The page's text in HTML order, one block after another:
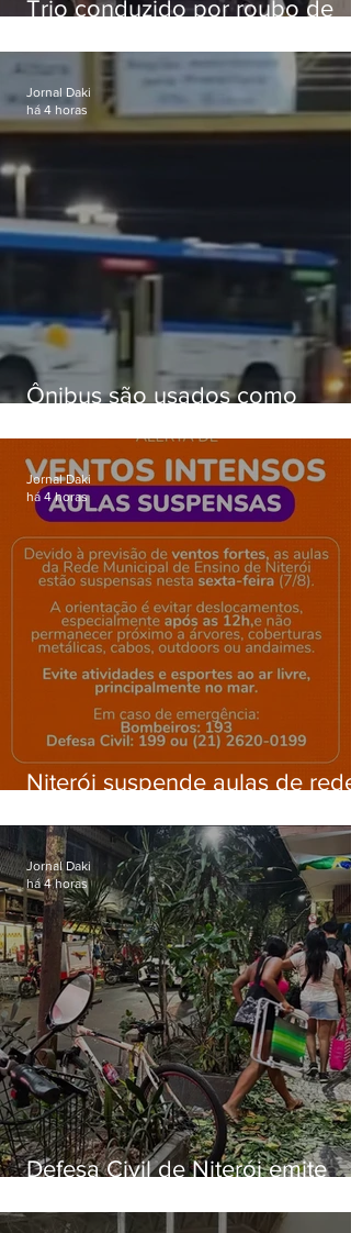
Trio conduzido por roubo de
passagens
Ônibus são usados como
Gardênia Azul
Jornal Daki
há 4 horas
Niterói suspende aulas de rede
ventos fortes nesta sexta (7)
Jornal Daki
há 4 horas
Defesa Civil de Niterói emite
sexta-feira (07)
Jornal Daki
há 4 horas